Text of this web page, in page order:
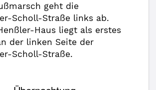
geht die
Scholl-Straße links ab.
Haus liegt als erstes
der linken Seite der
Scholl-Straße.